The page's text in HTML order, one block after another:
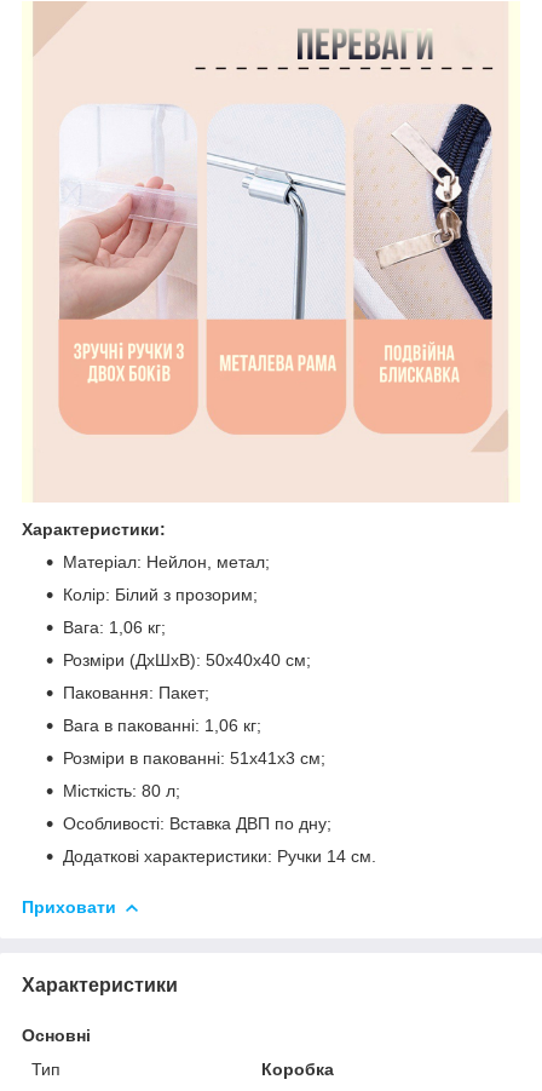
Характеристики:
Матеріал: Нейлон, метал;
Колір: Білий з прозорим;
Вага: 1,06 кг;
Розміри (ДхШхВ): 50х40х40 см;
Паковання: Пакет;
Вага в пакованні: 1,06 кг;
Розміри в пакованні: 51х41х3 см;
Місткість: 80 л;
Особливості: Вставка ДВП по дну;
Додаткові характеристики: Ручки 14 см.
Приховати
Характеристики
Основні
Тип
Коробка